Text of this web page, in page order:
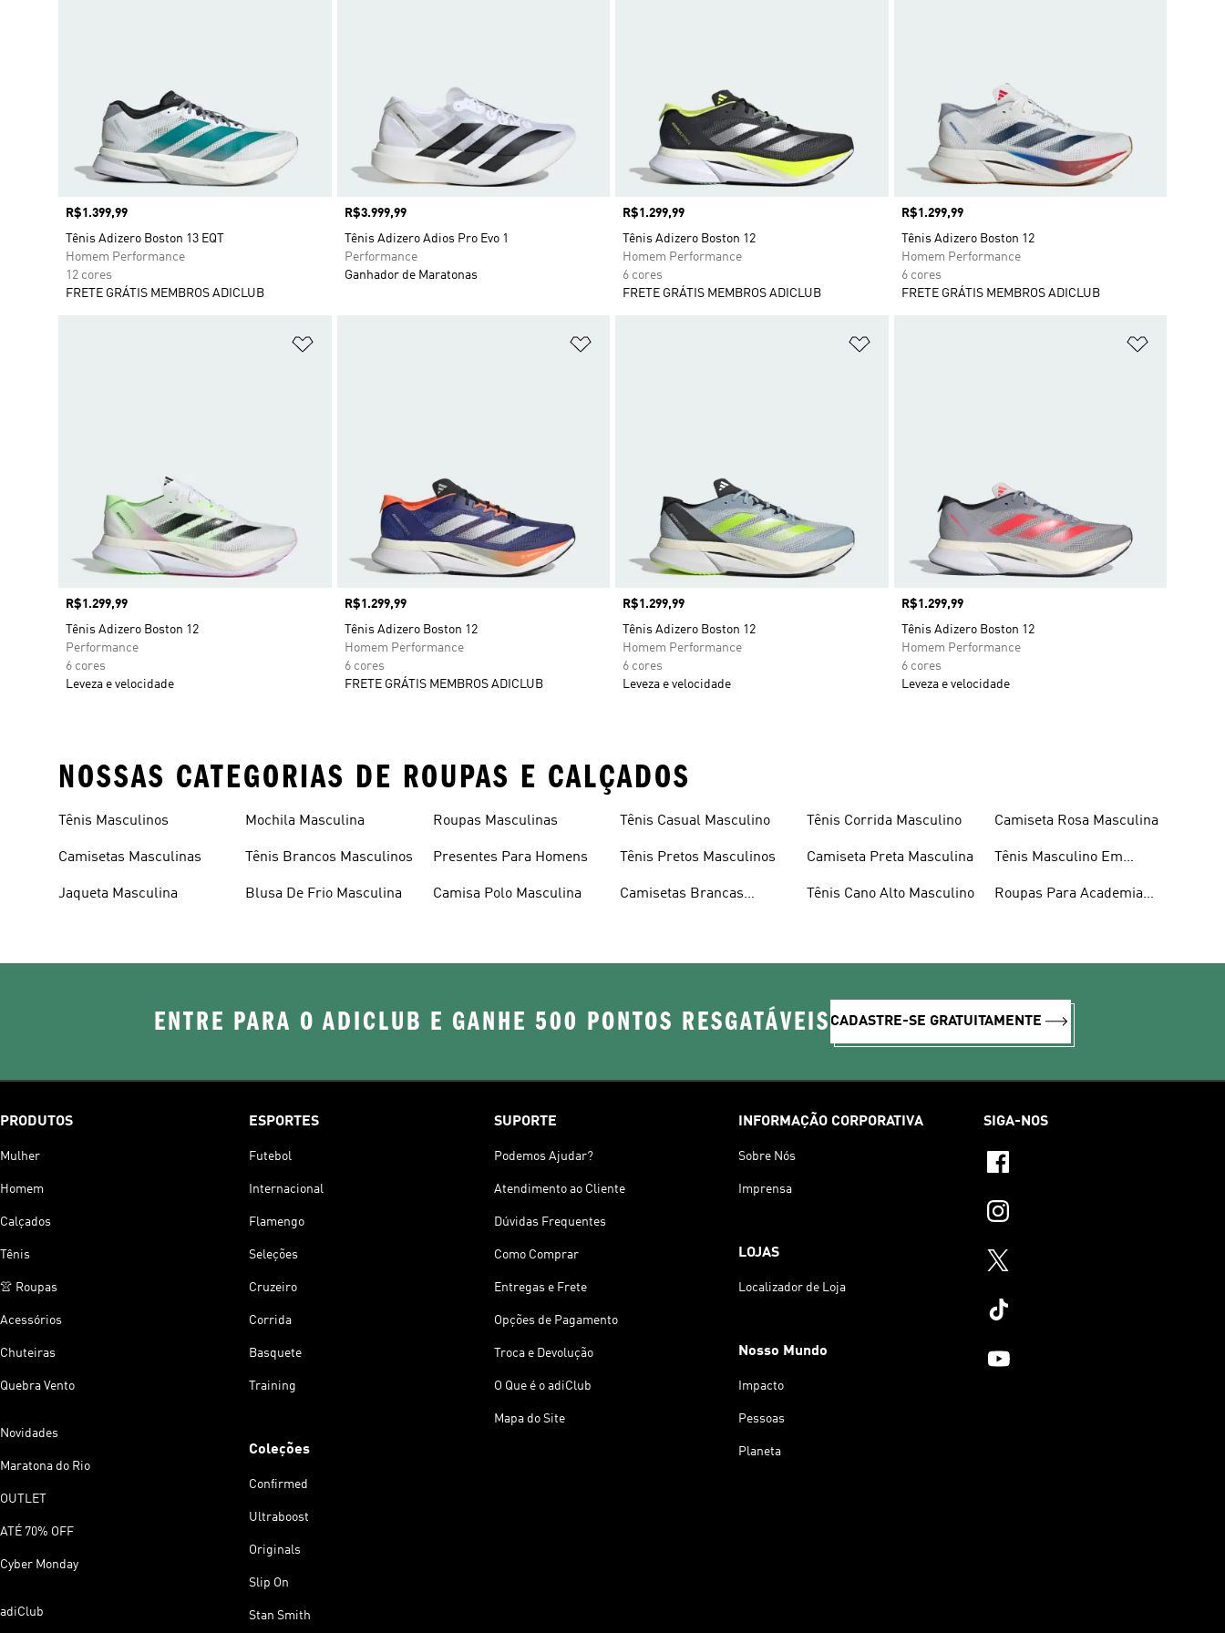
Preço
R$1.399,99
Tênis Adizero Boston 13 EQT
Homem Performance
12 cores
FRETE GRÁTIS MEMBROS ADICLUB
Preço
R$3.999,99
Tênis Adizero Adios Pro Evo 1
Performance
Ganhador de Maratonas
Preço
R$1.299,99
Tênis Adizero Boston 12
Homem Performance
6 cores
FRETE GRÁTIS MEMBROS ADICLUB
Preço
R$1.299,99
Tênis Adizero Boston 12
Homem Performance
6 cores
FRETE GRÁTIS MEMBROS ADICLUB
Preço
R$1.299,99
Tênis Adizero Boston 12
Performance
6 cores
Leveza e velocidade
Preço
R$1.299,99
Tênis Adizero Boston 12
Homem Performance
6 cores
FRETE GRÁTIS MEMBROS ADICLUB
Preço
R$1.299,99
Tênis Adizero Boston 12
Homem Performance
6 cores
Leveza e velocidade
Preço
R$1.299,99
Tênis Adizero Boston 12
Homem Performance
6 cores
Leveza e velocidade
NOSSAS CATEGORIAS DE ROUPAS E CALÇADOS
Tênis Masculinos
Camisetas Masculinas
Jaqueta Masculina
Mochila Masculina
Tênis Brancos Masculinos
Blusa De Frio Masculina
Roupas Masculinas
Presentes Para Homens
Camisa Polo Masculina
Tênis Casual Masculino
Tênis Pretos Masculinos
Camisetas Brancas
Tênis Corrida Masculino
Camiseta Preta Masculina
Tênis Cano Alto Masculino
Camiseta Rosa Masculina
Tênis Masculino Em
Roupas Para Academia
ENTRE PARA O ADICLUB E GANHE 500 PONTOS RESGATÁVEIS CADASTRE-SE GRATUITAMENTE
PRODUTOS
Mulher
Homem
Calçados
Tênis
👚 Roupas
Acessórios
Chuteiras
Quebra Vento
Novidades
Maratona do Rio
OUTLET
ATÉ 70% OFF
Cyber Monday
adiClub
ESPORTES
Futebol
Internacional
Flamengo
Seleções
Cruzeiro
Corrida
Basquete
Training
Coleções
Confirmed
Ultraboost
Originals
Slip On
Stan Smith
SUPORTE
Podemos Ajudar?
Atendimento ao Cliente
Dúvidas Frequentes
Como Comprar
Entregas e Frete
Opções de Pagamento
Troca e Devolução
O Que é o adiClub
Mapa do Site
INFORMAÇÃO CORPORATIVA
Sobre Nós
Imprensa
LOJAS
Localizador de Loja
Nosso Mundo
Impacto
Pessoas
Planeta
SIGA-NOS